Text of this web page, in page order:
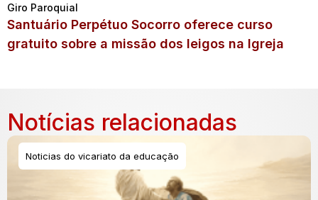
Giro Paroquial
Santuário Perpétuo Socorro oferece curso
gratuito sobre a missão dos leigos na Igreja
Notícias relacionadas
Noticias do vicariato da educação